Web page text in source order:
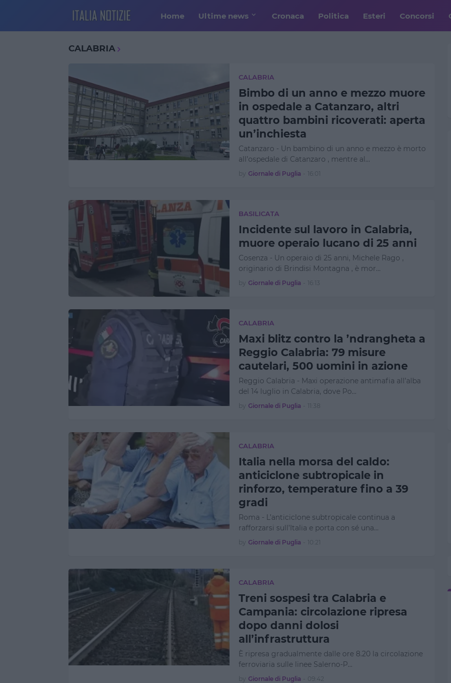
Home Ultime news Cronaca Politica Esteri Concorsi
CALABRIA
CALABRIA
Bimbo di un anno e mezzo muore
in ospedale a Catanzaro, altri
quattro bambini ricoverati: aperta
un’inchiesta
Catanzaro - Un bambino di un anno e mezzo è morto
all’ospedale di Catanzaro , mentre al…
by Giornale di Puglia 16:01
BASILICATA
Incidente sul lavoro in Calabria,
muore operaio lucano di 25 anni
Cosenza - Un operaio di 25 anni, Michele Rago ,
originario di Brindisi Montagna , è mor…
by Giornale di Puglia 16:13
CALABRIA
Maxi blitz contro la ’ndrangheta a
Reggio Calabria: 79 misure
cautelari, 500 uomini in azione
Reggio Calabria - Maxi operazione antimafia all’alba
del 14 luglio in Calabria, dove Po…
by Giornale di Puglia 11:38
CALABRIA
Italia nella morsa del caldo:
anticiclone subtropicale in
rinforzo, temperature fino a 39
gradi
Roma - L’anticiclone subtropicale continua a
rafforzarsi sull’Italia e porta con sé una…
by Giornale di Puglia 10:21
CALABRIA
Treni sospesi tra Calabria e
Campania: circolazione ripresa
dopo danni dolosi
all’infrastruttura
È ripresa gradualmente dalle ore 8.20 la circolazione
ferroviaria sulle linee Salerno-P…
by Giornale di Puglia 09:42